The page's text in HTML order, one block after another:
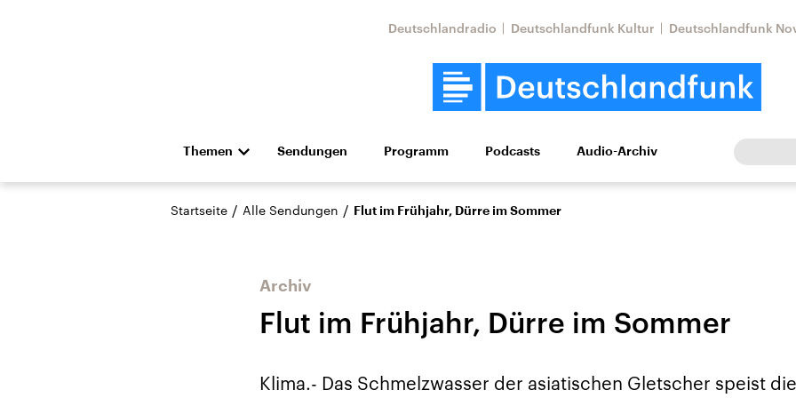
Deutschlandradio Deutschlandfunk Kultur Deutschlandfunk
Themen
Die Nachrichten Politik Wirtschaft Wissen Kultur Europa
Hörspiel und Feature Musik
Anhalt 2026
Aktuelle Beiträge,
Aktuelle Lage und
Aktuelle Lage und
Sendungen Programm Podcasts Audio-Archiv
Startseite / Alle Sendungen / Flut im Frühjahr, Dürre im Sommer
Archiv
Flut im Frühjahr, Dürre im Sommer
Klima.- Das Schmelzwasser der asiatischen Gletscher speist